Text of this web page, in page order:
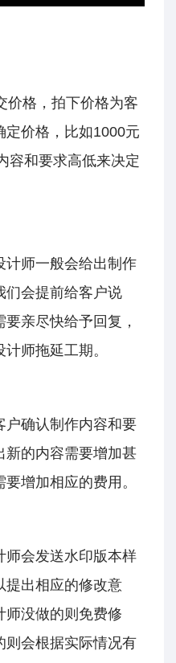
价格，拍下价格为客
定价格，比如1000元
容和要求高低来决定
计师一般会给出制作
们会提前给客户说
亲尽快给予回复，
师拖延工期。
户确认制作内容和要
新的内容需要增加甚
增加相应的费用。
师会发送水印版本样
提出相应的修改意
师没做的则免费修
则会根据实际情况有